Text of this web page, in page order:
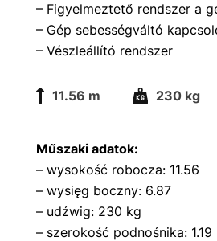
– Figyelmeztető rendszer a
– Gép sebességváltó
– Vészleállító rendszer
11.56 m 230 kg
Műszaki adatok:
– wysokość robocza: 11.56
– wysięg boczny: 6.87
– udźwig: 230 kg
– szerokość podnośnika: 1.19